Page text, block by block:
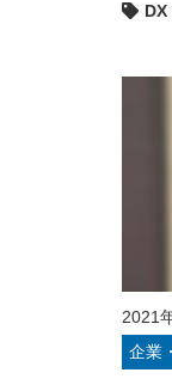
DX
2021
企業